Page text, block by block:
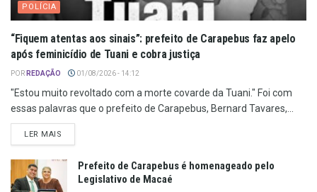
POLÍCIA
“Fiquem atentas aos sinais”: prefeito de Carapebus faz apelo
após feminicídio de Tuani e cobra justiça
POR REDAÇÃO 01/08/2026 - 14:12
"Estou muito revoltado com a morte covarde da Tuani." Foi com
essas palavras que o prefeito de Carapebus, Bernard Tavares,...
LER MAIS
Prefeito de Carapebus é homenageado pelo
Legislativo de Macaé